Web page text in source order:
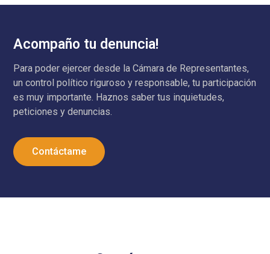
Acompaño tu denuncia!
Para poder ejercer desde la Cámara de Representantes,
un control político riguroso y responsable, tu participación
es muy importante. Haznos saber tus inquietudes,
peticiones y denuncias.
Contáctame